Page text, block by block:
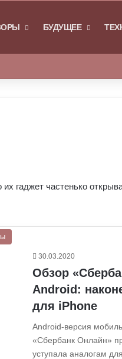
БУДУЩЕЕ
гаджет частенько
30.03.2020
Обзор
Android:
для iPhone
Android-версия
«Сбербанк Онлайн»
уступала аналогам